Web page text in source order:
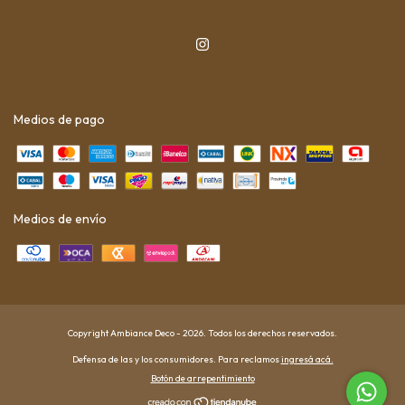
Medios de pago
Medios de envío
Copyright Ambiance Deco - 2026. Todos los derechos reservados.
Defensa de las y los consumidores. Para reclamosingresá acá.
Botón de arrepentimiento